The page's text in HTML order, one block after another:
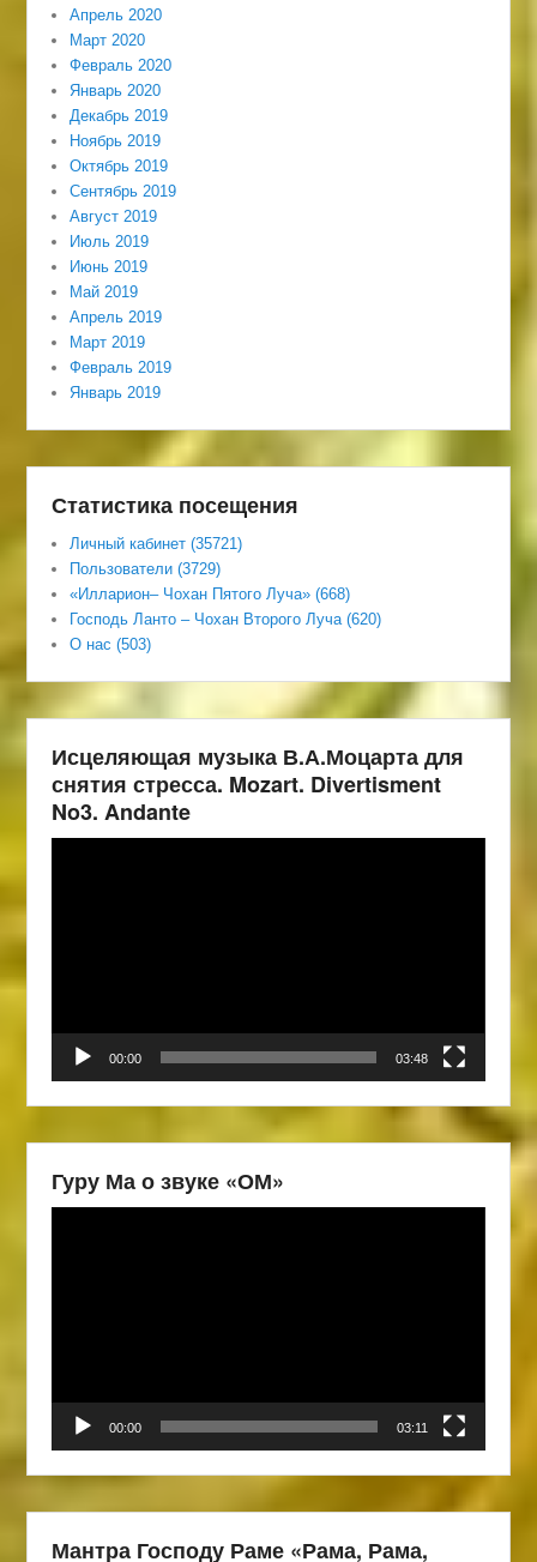
Апрель 2020
Март 2020
Февраль 2020
Январь 2020
Декабрь 2019
Ноябрь 2019
Октябрь 2019
Сентябрь 2019
Август 2019
Июль 2019
Июнь 2019
Май 2019
Апрель 2019
Март 2019
Февраль 2019
Январь 2019
Статистика посещения
Личный кабинет (35721)
Пользователи (3729)
«Илларион– Чохан Пятого Луча» (668)
Господь Ланто – Чохан Второго Луча (620)
О нас (503)
Исцеляющая музыка В.А.Моцарта для
снятия стресса. Mozart. Divertisment
No3. Andante
00:00 03:48
Гуру Ма о звуке «ОМ»
00:00 03:11
Мантра Господу Раме «Рама, Рама,